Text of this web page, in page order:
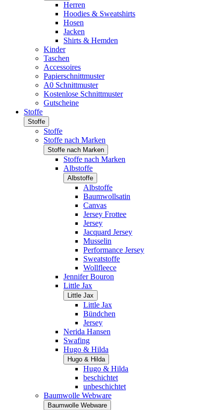
Herren
Hoodies & Sweatshirts
Hosen
Jacken
Shirts & Hemden
Kinder
Taschen
Accessoires
Papierschnittmuster
A0 Schnittmuster
Kostenlose Schnittmuster
Gutscheine
Stoffe
Stoffe
Stoffe
Stoffe nach Marken
Stoffe nach Marken
Stoffe nach Marken
Albstoffe
Albstoffe
Albstoffe
Baumwollsatin
Canvas
Jersey Frottee
Jersey
Jacquard Jersey
Musselin
Performance Jersey
Sweatstoffe
Wollfleece
Jennifer Bouron
Little Jax
Little Jax
Little Jax
Bündchen
Jersey
Nerida Hansen
Swafing
Hugo & Hilda
Hugo & Hilda
Hugo & Hilda
beschichtet
unbeschichtet
Baumwolle Webware
Baumwolle Webware